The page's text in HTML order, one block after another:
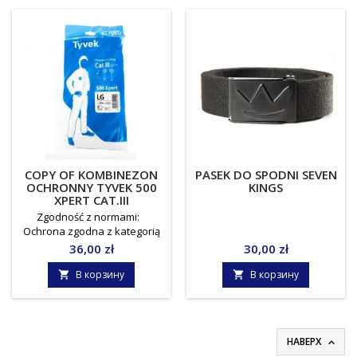
COPY OF KOMBINEZON
OCHRONNY TYVEK 500
XPERT CAT.III
Zgodność z normami:
Ochrona zgodna z kategorią
III odzieży ochronnej: - Typ 5
- EN ISO 13982‐1:2004
+A1:2010 - ochrona przed
pyłami, - Typ 6 - EN
13034:2005 +A1 2009 (EN ISO
Цена
36,00 zł
 В корзину
PASEK DO SPODNI SEVEN
KINGS
Цена
30,00 zł
 В корзину
НАВЕРХ 